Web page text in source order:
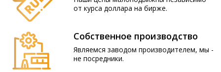
от курса доллара на бирже.
Собственное производство
Являемся заводом производителем, мы -
не посредники.